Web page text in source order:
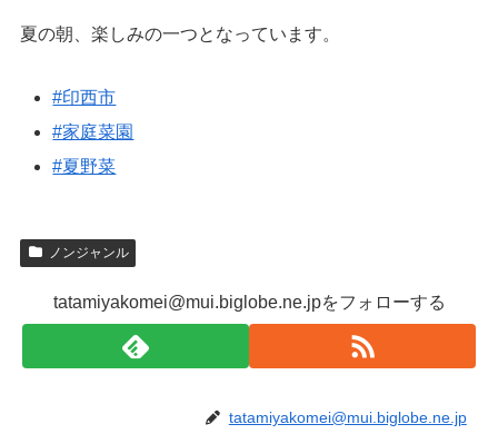
夏の朝、楽しみの一つとなっています。
#印西市
#家庭菜園
#夏野菜
ノンジャンル
tatamiyakomei@mui.biglobe.ne.jpをフォローする
tatamiyakomei@mui.biglobe.ne.jp